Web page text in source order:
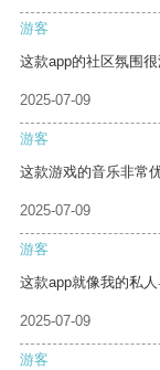
游客
这款app的社区氛围
2025-07-09
游客
这款游戏的音乐非常
2025-07-09
游客
这款app就像我的私
2025-07-09
游客